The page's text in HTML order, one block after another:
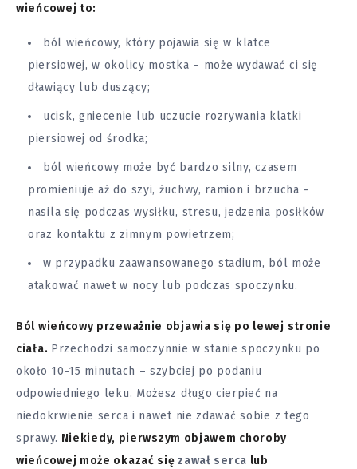
wieńcowej to:
ból wieńcowy, który pojawia się w klatce
piersiowej, w okolicy mostka – może wydawać ci się
dławiący lub duszący;
ucisk, gniecenie lub uczucie rozrywania klatki
piersiowej od środka;
ból wieńcowy może być bardzo silny, czasem
promieniuje aż do szyi, żuchwy, ramion i brzucha –
nasila się podczas wysiłku, stresu, jedzenia posiłków
oraz kontaktu z zimnym powietrzem;
w przypadku zaawansowanego stadium, ból może
atakować nawet w nocy lub podczas spoczynku.
Ból wieńcowy przeważnie objawia się po lewej stronie
ciała. Przechodzi samoczynnie w stanie spoczynku po
około 10-15 minutach – szybciej po podaniu
odpowiedniego leku. Możesz długo cierpieć na
niedokrwienie serca i nawet nie zdawać sobie z tego
sprawy. Niekiedy, pierwszym objawem choroby
wieńcowej może okazać sięzawał serca lub